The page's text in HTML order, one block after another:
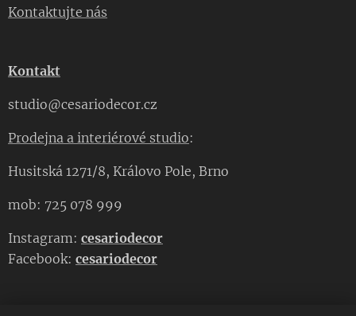
Kontaktujte nás
Kontakt
studio@cesariodecor.cz
Prodejna a interiérové studio:
Husitská 1271/8, Královo Pole, Brno
mob: 725 078 999
Instagram: cesariodecor
Facebook: cesariodecor